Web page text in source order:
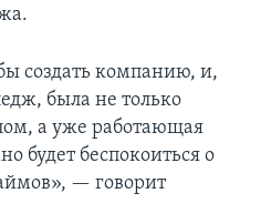
создать компанию, и,
была не только
а уже работающая
будет беспокоиться о
— говорит